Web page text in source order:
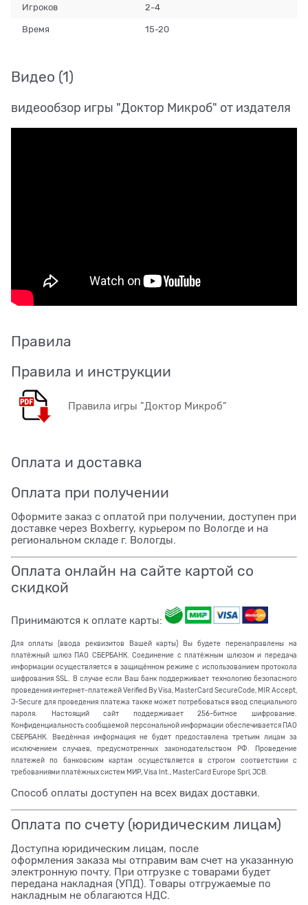
Игроков 2-4
Время 15-20
Видео (1)
видеообзор игры "Доктор Микроб" от издателя
Правила
Правила и инструкции
Правила игры "Доктор Микроб"
Оплата и доставка
Оплата при получении
Оформите заказ с оплатой при получении, доступен при
доставке через Boxberry, курьером по Вологде и на
региональном складе г. Вологды.
Оплата онлайн на сайте картой со
скидкой
Принимаются к оплате карты:
Для оплаты (ввода реквизитов Вашей карты) Вы будете перенаправлены на
платёжный шлюз ПАО СБЕРБАНК. Соединение с платёжным шлюзом и передача
информации осуществляется в защищённом режиме с использованием протокола
шифрования SSL. В случае если Ваш банк поддерживает технологию безопасного
проведения интернет-платежей Verified By Visa, MasterCard SecureCode, MIR Accept,
J-Secure для проведения платежа также может потребоваться ввод специального
пароля. Настоящий сайт поддерживает 256-битное шифрование.
Конфиденциальность сообщаемой персональной информации обеспечивается ПАО
СБЕРБАНК. Введённая информация не будет предоставлена третьим лицам за
исключением случаев, предусмотренных законодательством РФ. Проведение
платежей по банковским картам осуществляется в строгом соответствии с
требованиями платёжных систем МИР, Visa Int., MasterCard Europe Sprl, JCB.
Способ оплаты доступен на всех видах доставки.
Оплата по счету (юридическим лицам)
Доступна юридическим лицам, после
оформления заказа мы отправим вам счет на указанную
электронную почту. При отгрузке с товарами будет
передана накладная (УПД). Товары отгружаемые по
накладным не облагаются НДС.